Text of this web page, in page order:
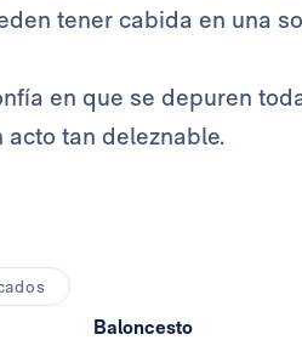
tener cabida en una
en que se depuren
tan deleznable.
Baloncesto